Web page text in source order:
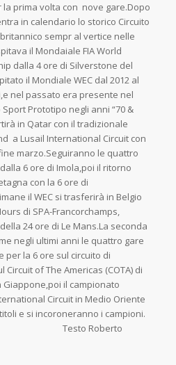
la prima volta con nove gare.Dopo
in calendario lo storico Circuito
sempr al vertice nelle
il Mondaiale FIA World
dalla 4 ore di Silverstone del
il Mondiale WEC dal 2012 al
nel passato era presente nel
Prototipo negli anni “70 &
in Qatar con il tradizionale
a Lusail International Circuit con
marzo.Seguiranno le quattro
6 ore di Imola,poi il ritorno
con la 6 ore di
il WEC si trasferirà in Belgio
di SPA-Francorchamps,
24 ore di Le Mans.La seconda
negli ultimi anni le quattro gare
per la 6 ore sul circuito di
Circuit of The Americas (COTA) di
Giappone,poi il campionato
Circuit in Medio Oriente
e si incoroneranno i campioni.
Wec